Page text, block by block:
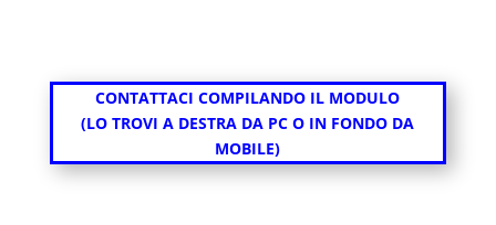
CONTATTACI COMPILANDO IL MODULO
(LO TROVI A DESTRA DA PC O IN FONDO DA
MOBILE)